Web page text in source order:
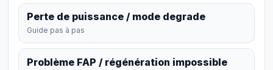
Perte de puissance / mode degrade
Guide pas à pas
Problème FAP / régénération impossible